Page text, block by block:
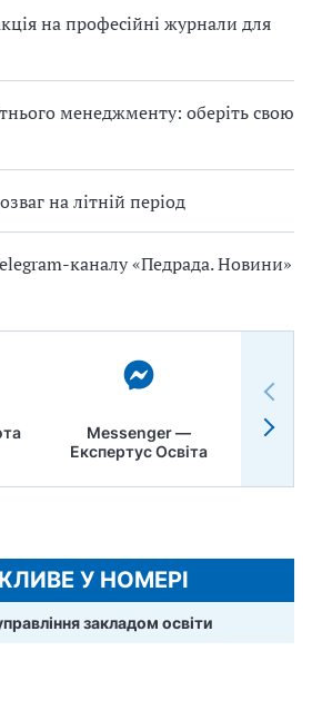
на професійні журнали для
менеджменту: оберіть свою
на літній період
каналу «Педрада. Новини»
Messenger —
Експертус Освіта
У НОМЕРІ
закладом освіти